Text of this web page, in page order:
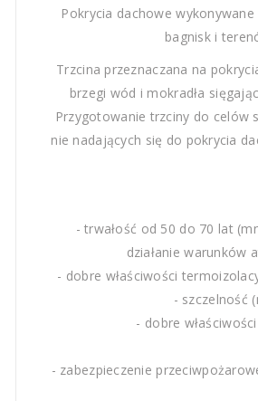
Pokrycia dachowe
bagnisk i
Trzcina przeznaczana na
brzegi wód i mokradła
Przygotowanie trzciny do celów
nie nadających się do pokrycia
- trwałość od 50 do 70 lat
działanie warunków
- dobre właściwości
- szczelność
- dobre
- zabezpieczenie